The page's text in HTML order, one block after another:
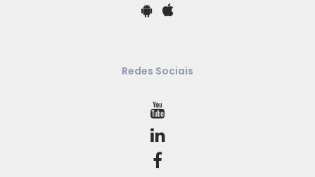
Redes Sociais